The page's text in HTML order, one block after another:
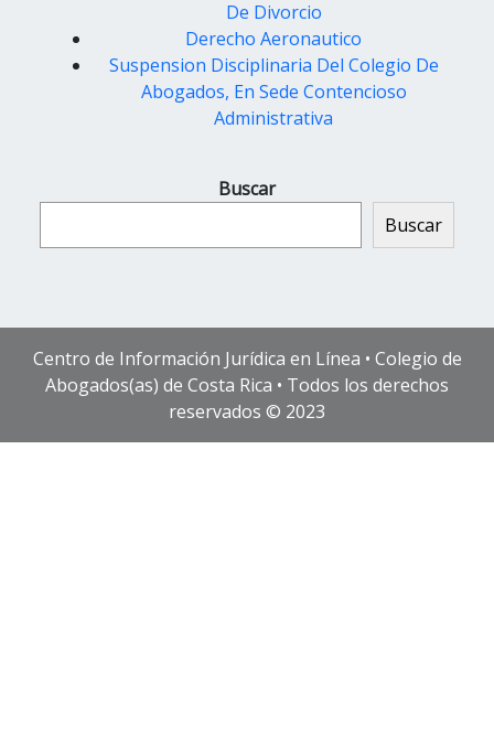
De Divorcio
Derecho Aeronautico
Suspension Disciplinaria Del Colegio De
Abogados, En Sede Contencioso
Administrativa
Buscar
Buscar
Centro de Información Jurídica en Línea • Colegio de
Abogados(as) de Costa Rica • Todos los derechos
reservados © 2023